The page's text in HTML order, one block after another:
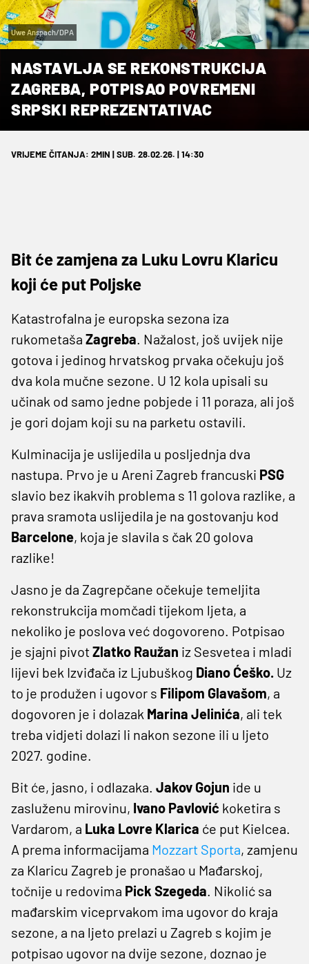
Uwe Anspach/DPA
NASTAVLJA SE REKONSTRUKCIJA
ZAGREBA, POTPISAO POVREMENI
SRPSKI REPREZENTATIVAC
VRIJEME ČITANJA: 2MIN | SUB. 28.02.26. | 14:30
Bit će zamjena za Luku Lovru Klaricu
koji će put Poljske
Katastrofalna je europska sezona iza
rukometaša Zagreba. Nažalost, još uvijek nije
gotova i jedinog hrvatskog prvaka očekuju još
dva kola mučne sezone. U 12 kola upisali su
učinak od samo jedne pobjede i 11 poraza, ali još
je gori dojam koji su na parketu ostavili.
Kulminacija je uslijedila u posljednja dva
nastupa. Prvo je u Areni Zagreb francuski PSG
slavio bez ikakvih problema s 11 golova razlike, a
prava sramota uslijedila je na gostovanju kod
Barcelone, koja je slavila s čak 20 golova
razlike!
Jasno je da Zagrepčane očekuje temeljita
rekonstrukcija momčadi tijekom ljeta, a
nekoliko je poslova već dogovoreno. Potpisao
je sjajni pivotZlatko Raužan iz Sesvetea i mladi
lijevi bek Izviđača iz Ljubuškog Diano Ćeško. Uz
to je produžen i ugovor s Filipom Glavašom, a
dogovoren je i dolazak Marina Jelinića, ali tek
treba vidjeti dolazi li nakon sezone ili u ljeto
2027. godine.
Bit će, jasno, i odlazaka. Jakov Gojun ide u
zasluženu mirovinu, Ivano Pavlović koketira s
Vardarom, a Luka Lovre Klarica će put Kielcea.
A prema informacijama Mozzart Sporta, zamjenu
za Klaricu Zagreb je pronašao u Mađarskoj,
točnije u redovima Pick Szegeda. Nikolić sa
mađarskim viceprvakom ima ugovor do kraja
sezone, a na ljeto prelazi u Zagreb s kojim je
potpisao ugovor na dvije sezone, doznao je